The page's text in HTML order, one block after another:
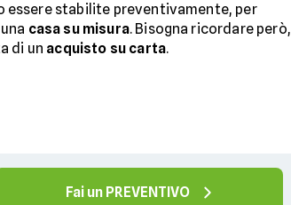
stabilite preventivamente, per
casa su misura. Bisogna ricordare però,
di un acquisto su carta.
Fai un PREVENTIVO